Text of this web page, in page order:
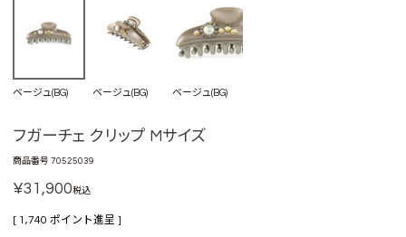
ベージュ(BG) ベージュ(BG) ベージュ(BG)
フガーチェ クリップ Mサイズ
商品番号 70525039
¥31,900税込
[ 1,740 ポイント進呈 ]